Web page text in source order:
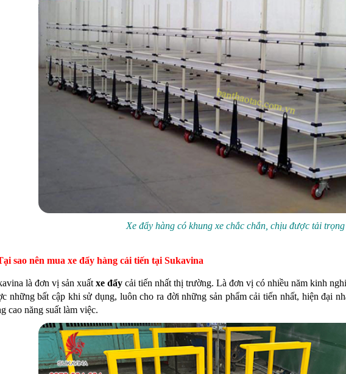
Xe đẩy hàng có khung xe chắc chắn, chịu được tải
sao nên mua xe đẩy hàng cải tiến tại Sukavina
là đơn vị sản xuất xe đẩy cải tiến nhất thị trường. Là đơn vị có nhiều năm kinh
những bất cập khi sử dụng, luôn cho ra đời những sản phẩm cải tiến nhất, hiện đại
cao năng suất làm việc.